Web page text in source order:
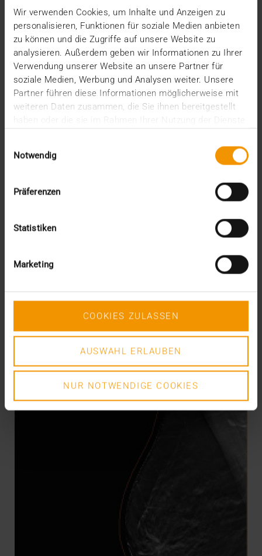
Wir verwenden Cookies, um Inhalte und Anzeigen zu
personalisieren, Funktionen für soziale Medien anbieten
zu können und die Zugriffe auf unsere Website zu
analysieren. Außerdem geben wir Informationen zu Ihrer
Verwendung unserer Website an unsere Partner für
soziale Medien, Werbung und Analysen weiter. Unsere
Partner führen diese Informationen möglicherweise mit
weiteren Daten zusammen, die Sie ihnen bereitgestellt
Notwendig
Präferenzen
Statistiken
Marketing
COOKIES ZULASSEN
AUSWAHL ERLAUBEN
NUR NOTWENDIGE COOKIES
VUE D'ENSEMBLE
Réseaux numériques : L’e-santé « made